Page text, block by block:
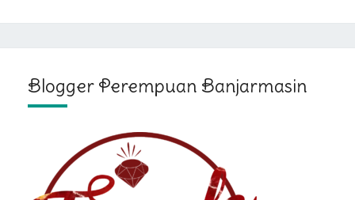
Blogger Perempuan Banjarmasin